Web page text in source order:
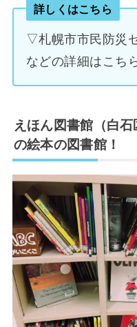
詳しくはこちら
▽札幌市市民防災
などの詳細はこち
えほん図書館（白
の絵本の図書館！